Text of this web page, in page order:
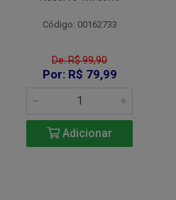
Código: 00162733
De: R$ 99,90
Por: R$ 79,99
Adicionar